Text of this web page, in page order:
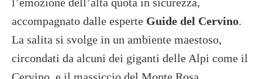
accompagnato dalle esperte Guide del Cervino.
La salita si svolge in un ambiente maestoso,
circondati da alcuni dei giganti delle Alpi come il